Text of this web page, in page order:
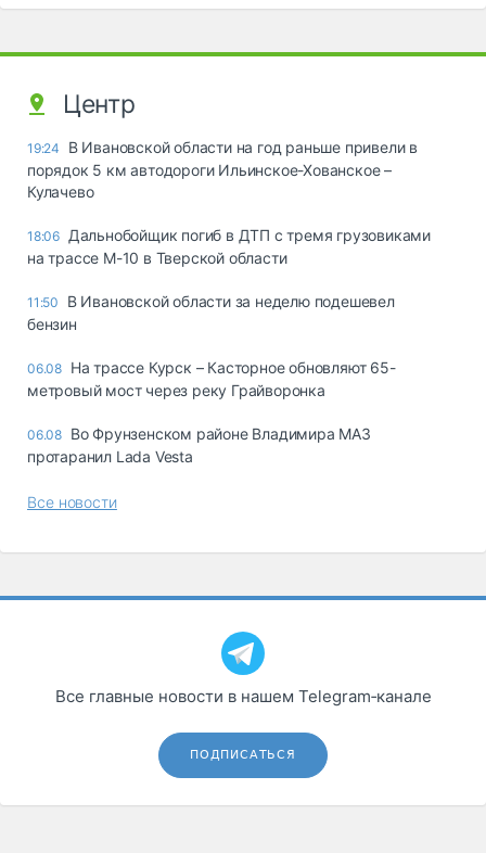
Центр
19:24
В Ивановской области на год раньше привели в
порядок 5 км автодороги Ильинское-Хованское –
Кулачево
18:06 Дальнобойщик погиб в ДТП с тремя грузовиками
на трассе М-10 в Тверской области
11:50
В Ивановской области за неделю подешевел
бензин
06.08 На трассе Курск – Касторное обновляют 65-
метровый мост через реку Грайворонка
06.08 Во Фрунзенском районе Владимира МАЗ
протаранил Lada Vesta
Все новости
Все главные новости в нашем Telegram‑канале
ПОДПИСАТЬСЯ